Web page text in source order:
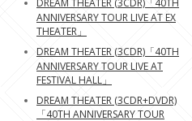
DREAM THEATER (3CDR)「40TH
ANNIVERSARY TOUR LIVE AT EX
THEATER」
DREAM THEATER (3CDR)「40TH
ANNIVERSARY TOUR LIVE AT
FESTIVAL HALL」
DREAM THEATER (3CDR+DVDR)
「40TH ANNIVERSARY TOUR